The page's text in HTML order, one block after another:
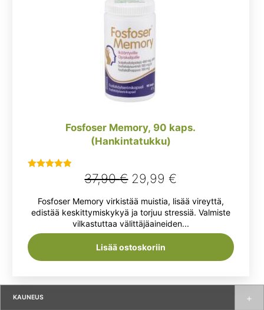
KAUNEUS
Fosfoser Memory, 90 kaps.
(Hankintatukku)
5.00/ 5
37,90€ Alkuperäinen
hinta
oli:
37,90 €.
29,99€
hinta
on:
29,99 €.
Fosfoser Memory virkistää muistia, lisää vireyttä,
edistää keskittymiskykyä ja torjuu stressiä. Valmiste
vilkastuttaa välittäjäaineiden...
Lisää ostoskoriin